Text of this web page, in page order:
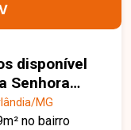
disponível
Senhora
MG
no bairro